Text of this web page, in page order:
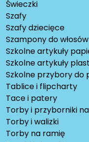
Świeczki
Szafy
Szafy dziecięce
Szampony do włosów
Szkolne artykuły
Szkolne artykuły
Szkolne przybory do
Tablice i flipcharty
Tace i patery
Torby i przyborniki
Torby i walizki
Torby na ramię